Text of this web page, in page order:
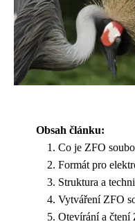
Obsah článku:
Co je ZFO
Formát pro
Struktura a
Vytváření ZFO
Otevírání a čtení